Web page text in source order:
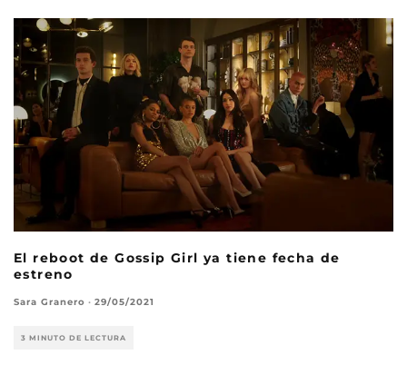
El reboot de Gossip Girl ya tiene fecha de
estreno
Sara Granero · 29/05/2021
3 MINUTO DE LECTURA